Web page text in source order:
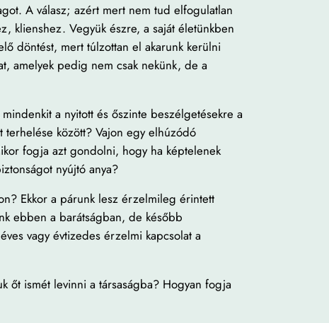
A válasz; azért mert nem tud elfogulatlan
klienshez. Vegyük észre, a saját életünkben
döntést, mert túlzottan el akarunk kerülni
amelyek pedig nem csak nekünk, de a
a nyitott és őszinte beszélgetésekre a
terhelése között? Vajon egy elhúzódó
fogja azt gondolni, hogy ha képtelenek
nyújtó anya?
Ekkor a párunk lesz érzelmileg érintett
ebben a barátságban, de később
vagy évtizedes érzelmi kapcsolat a
őt ismét levinni a társaságba? Hogyan fogja